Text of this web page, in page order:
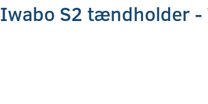
Iwabo S2 tændholder -